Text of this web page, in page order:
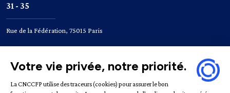
31 - 35
Rue de la Fédération, 75015 Paris
Bir-Hakeim Champ de Mars